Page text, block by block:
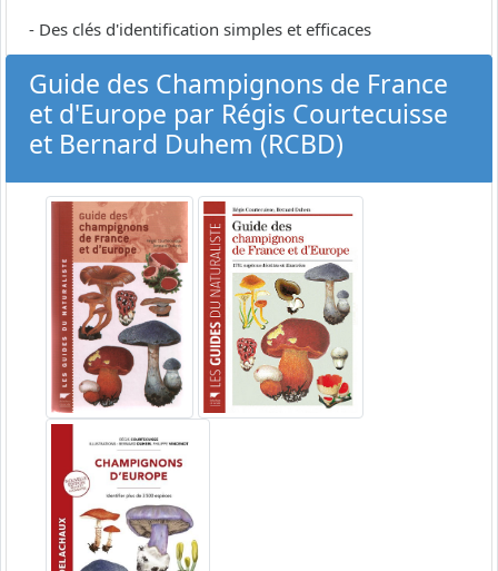
- Des clés d'identification simples et efficaces
Guide des Champignons de France
et d'Europe par Régis Courtecuisse
et Bernard Duhem (RCBD)